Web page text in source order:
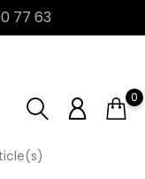
77 63
0